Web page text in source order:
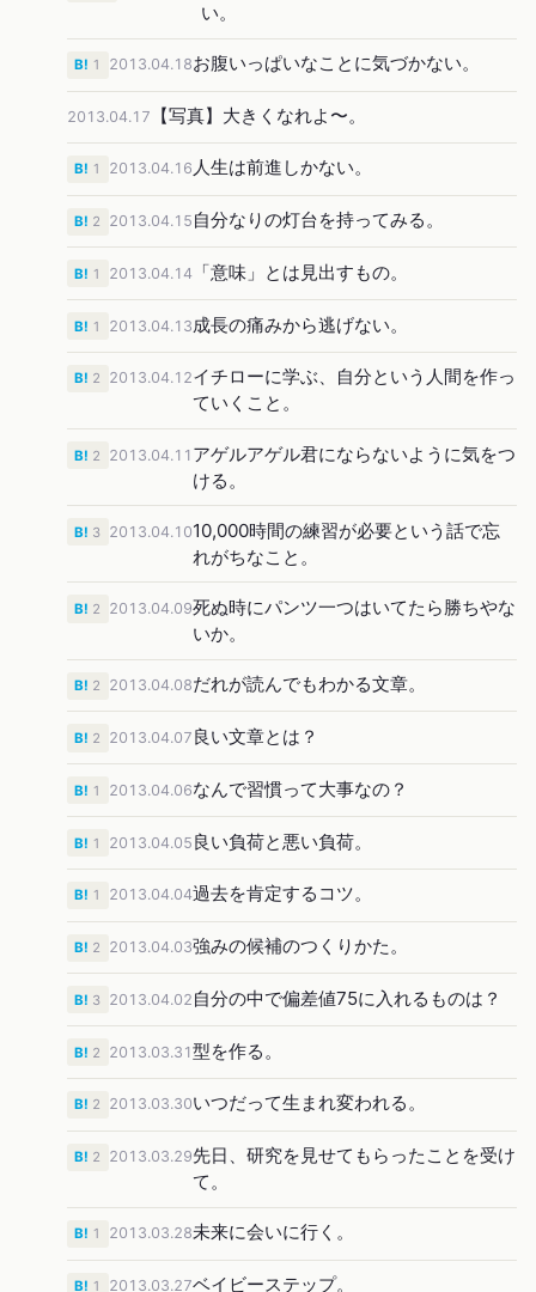
い。
2013.04.18お腹いっぱいなことに気づかない。
B! 1
2013.04.17 【写真】大きくなれよ〜。
2013.04.16 人生は前進しかない。
B! 1
2013.04.15 自分なりの灯台を持ってみる。
B! 2
2013.04.14 「意味」とは見出すもの。
B! 1
2013.04.13 成長の痛みから逃げない。
B! 1
2013.04.12イチローに学ぶ、自分という人間を作っ
ていくこと。
B! 2
2013.04.11 アゲルアゲル君にならないように気をつ
ける。
B! 2
2013.04.1010,000時間の練習が必要という話で忘
れがちなこと。
B! 3
2013.04.09死ぬ時にパンツ一つはいてたら勝ちやな
いか。
B! 2
2013.04.08だれが読んでもわかる文章。
B! 2
2013.04.07 良い文章とは？
B! 2
2013.04.06なんで習慣って大事なの？
B! 1
2013.04.05 良い負荷と悪い負荷。
B! 1
2013.04.04過去を肯定するコツ。
B! 1
2013.04.03強みの候補のつくりかた。
B! 2
2013.04.02 自分の中で偏差値75に入れるものは？
B! 3
2013.03.31型を作る。
B! 2
2013.03.30いつだって生まれ変われる。
B! 2
2013.03.29先日、研究を見せてもらったことを受け
て。
B! 2
2013.03.28未来に会いに行く。
B! 1
2013.03.27ベイビーステップ。
B! 1